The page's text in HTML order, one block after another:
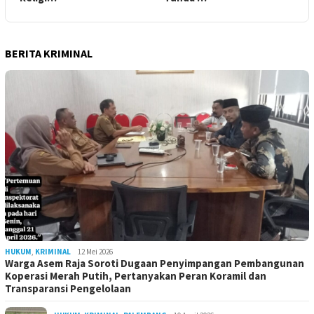
BERITA KRIMINAL
HUKUM, KRIMINAL 12 Mei 2026
Warga Asem Raja Soroti Dugaan Penyimpangan Pembangunan
Koperasi Merah Putih, Pertanyakan Peran Koramil dan
Transparansi Pengelolaan